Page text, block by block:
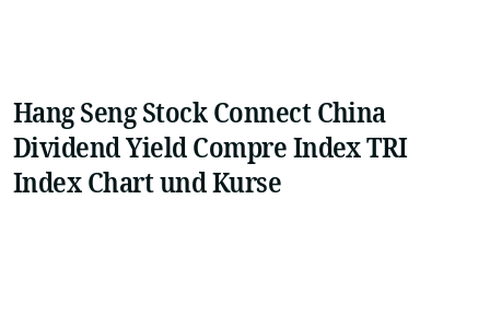
Hang Seng Stock Connect China
Dividend Yield Compre Index TRI
Index Chart und Kurse